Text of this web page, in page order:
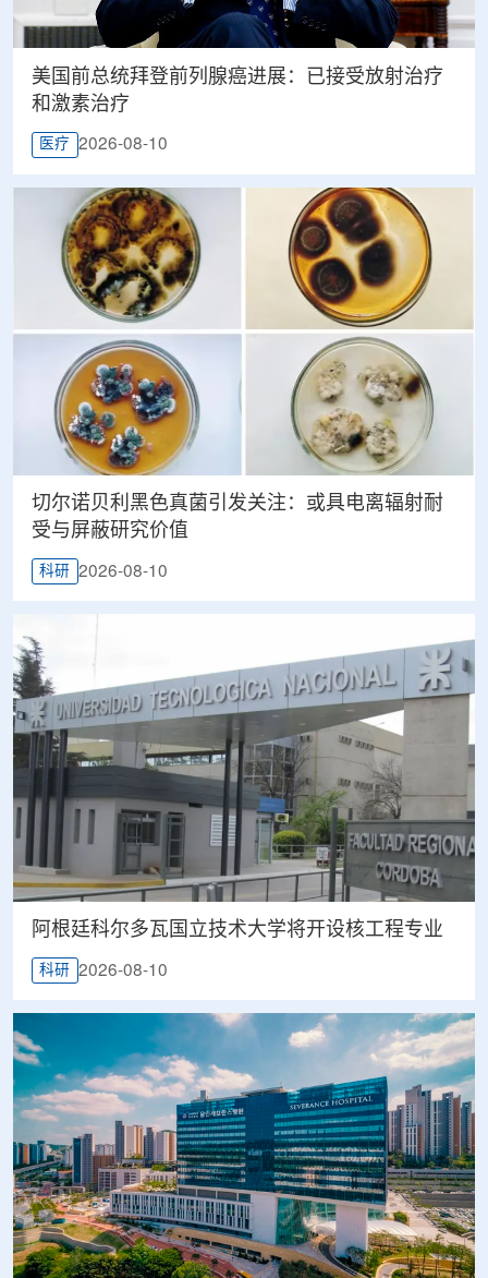
美国前总统拜登前列腺癌进展：已接受放射治疗
和激素治疗
医疗 2026-08-10
切尔诺贝利黑色真菌引发关注：或具电离辐射耐
受与屏蔽研究价值
科研 2026-08-10
阿根廷科尔多瓦国立技术大学将开设核工程专业
科研 2026-08-10